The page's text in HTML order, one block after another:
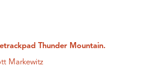
Thunder Mountain.
Markewitz